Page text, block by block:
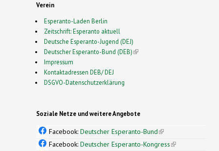
Verein
Esperanto-Laden Berlin
Zeitschrift: Esperanto aktuell
Deutsche Esperanto-Jugend (DEJ)
Deutscher Esperanto-Bund (DEB)(link is external)
Impressum
Kontaktadressen DEB/ DEJ
DSGVO-Datenschutzerklärung
Soziale Netze und weitere Angebote
Facebook: Deutscher Esperanto-Bund(link is
external)
Facebook: Deutscher Esperanto-Kongress(link is